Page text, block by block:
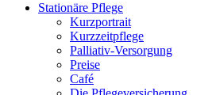
Stationäre Pflege
Kurzportrait
Kurzzeitpflege
Palliativ-Versorgung
Preise
Café